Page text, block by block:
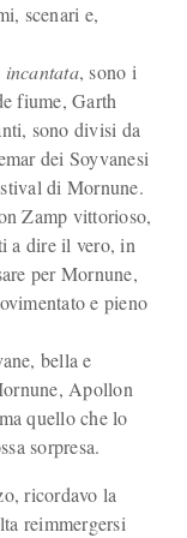
scenari e,
, sono i
fiume, Garth
sono divisi da
dei Soyvanesi
di Mornune.
Zamp vittorioso,
a dire il vero, in
per Mornune,
e pieno
bella e
Apollon
quello che lo
sorpresa.
ricordavo la
reimmergersi